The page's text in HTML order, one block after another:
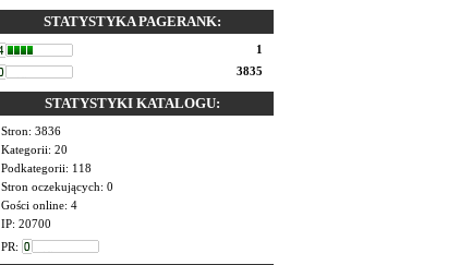
STATYSTYKA PAGERANK:
1
3835
STATYSTYKI KATALOGU:
Stron: 3836
Kategorii: 20
Podkategorii: 118
Stron oczekujących: 0
Gości online: 4
IP: 20700
PR: